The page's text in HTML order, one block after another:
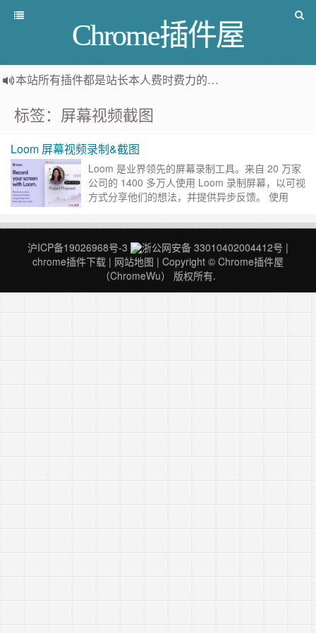
Chrome插件屋
本站所有插件都是站长本人费时费力的人工筛选推荐
标签：屏幕视频截图
Loom 屏幕视频录制&截图
Loom 是业界领先的屏幕录制工具。来自 20 万家
公司的 1400 多万人使用 Loom 录制屏幕，以可视
方式分享他们的想法，并提供异步反馈。 使用
他……继续阅读 »
沪ICP备19026968号-3
浙公网安备 33010402004412号 |
chrome插件下载 | 网站地图 | Copyright © Chrome插件屋
（ChromeWu） 版权所有.